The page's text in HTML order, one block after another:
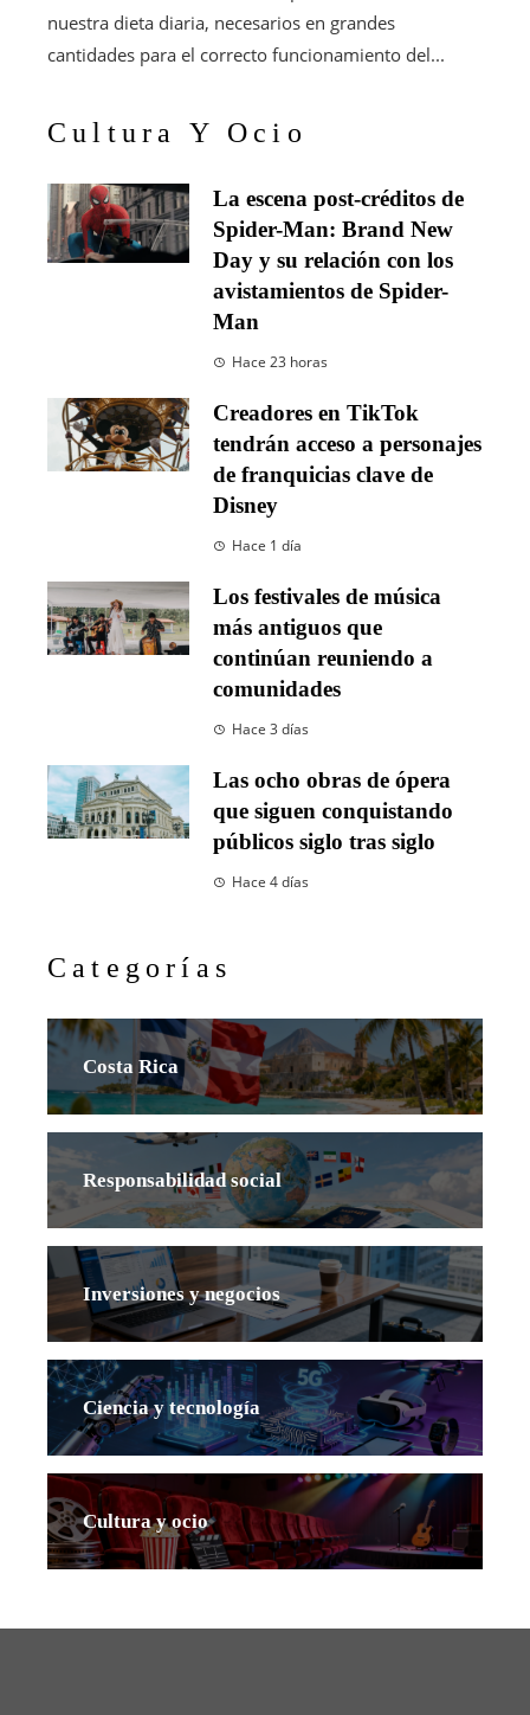
nuestra dieta diaria, necesarios en grandes
cantidades para el correcto funcionamiento del...
Cultura Y Ocio
La escena post-créditos de
Spider-Man: Brand New
Day y su relación con los
avistamientos de Spider-
Man
Hace 23 horas
Creadores en TikTok
tendrán acceso a personajes
de franquicias clave de
Disney
Hace 1 día
Los festivales de música
más antiguos que
continúan reuniendo a
comunidades
Hace 3 días
Las ocho obras de ópera
que siguen conquistando
públicos siglo tras siglo
Hace 4 días
Categorías
Costa Rica
Responsabilidad social
Inversiones y negocios
Ciencia y tecnología
Cultura y ocio